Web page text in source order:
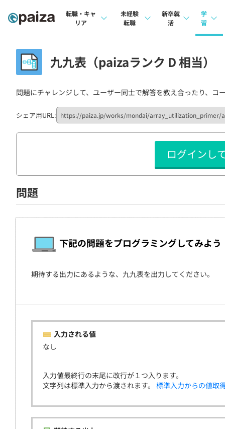
転職・キャ
リア
インタビュー
転職成功ガイド
転職エージェント
未経験
転職
転職成功ガイド
新卒就
活
本選考
新卒エージェント
イベント・セミナー
インタビュー
就活成功ガイド
学
習
4択
ナレ
リフ
プラン
個人
学校
契約
九九表（paizaランク D 相当）
問題にチャレンジして、ユーザー同士で解答を教え合ったり、コ
シェア用URL:
ログインし
問題
下記の問題をプログラミングしてみよう
期待する出力にあるような、九九表を出力してください。
入力される値
なし
入力値最終行の末尾に改行が１つ入ります。
文字列は標準入力から渡されます。 標準入力からの値取